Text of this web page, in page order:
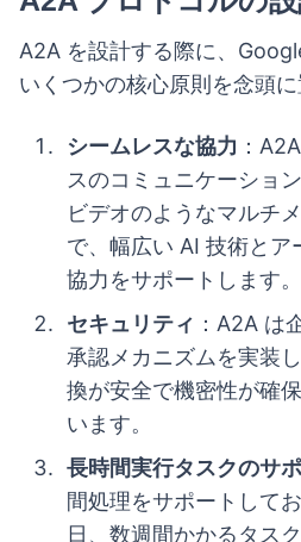
A2A を設計する際に、
いくつかの核心原則を念頭に
シームレスな協力 ：
スのコミュニケーショ
ビデオのようなマルチ
で、幅広い AI 技術とア
協力をサポートします。
セキュリティ ：A2A は
承認メカニズムを実装
換が安全で機密性が確
います。
長時間実行タスクのサ
間処理をサポートして
日、数週間かかるタス